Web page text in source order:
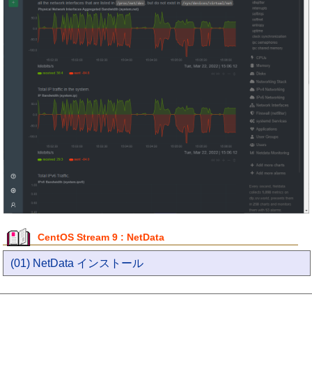
CentOS Stream 9 : NetData
(01) NetData インストール